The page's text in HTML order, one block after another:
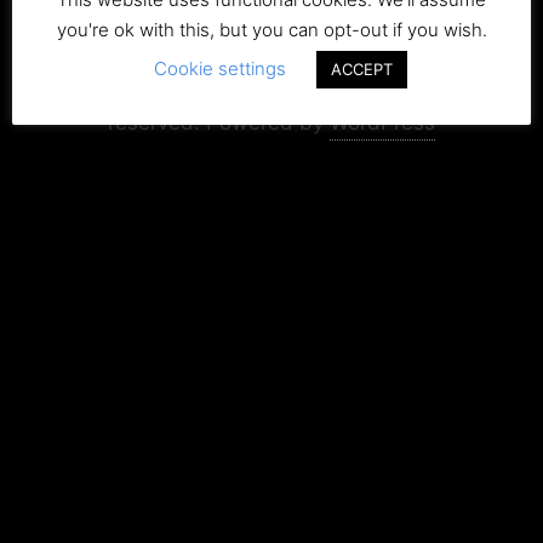
Copyright+Impressum Privacy & Cookie Policy
Copyright ©2015-2026 UrbexSneeker . All rights
reserved.Powered byWordPress
you're ok with this, but you can opt-out if you wish.
Cookie settings
ACCEPT